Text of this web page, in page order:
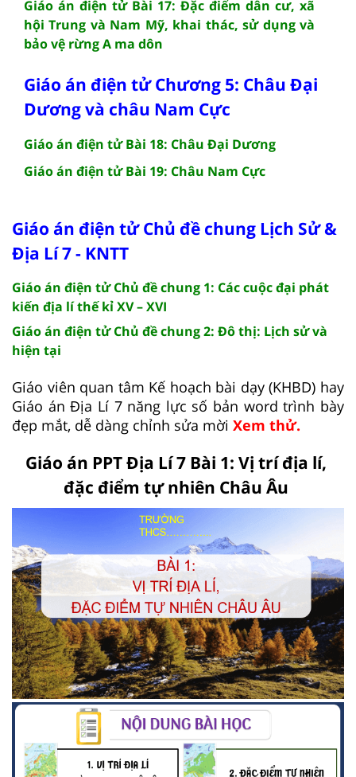
Giáo án điện tử Bài 17: Đặc điểm dân cư, xã
hội Trung và Nam Mỹ, khai thác, sử dụng và
bảo vệ rừng A ma dôn
Giáo án điện tử Chương 5: Châu Đại
Dương và châu Nam Cực
Giáo án điện tử Bài 18: Châu Đại Dương
Giáo án điện tử Bài 19: Châu Nam Cực
Giáo án điện tử Chủ đề chung Lịch Sử &
Địa Lí 7 - KNTT
Giáo án điện tử Chủ đề chung 1: Các cuộc đại phát
kiến địa lí thế kỉ XV – XVI
Giáo án điện tử Chủ đề chung 2: Đô thị: Lịch sử và
hiện tại
Giáo viên quan tâm Kế hoạch bài dạy (KHBD) hay
Giáo án Địa Lí 7 năng lực số bản word trình bày
đẹp mắt, dễ dàng chỉnh sửa mời Xem thử.
Giáo án PPT Địa Lí 7 Bài 1: Vị trí địa lí,
đặc điểm tự nhiên Châu Âu